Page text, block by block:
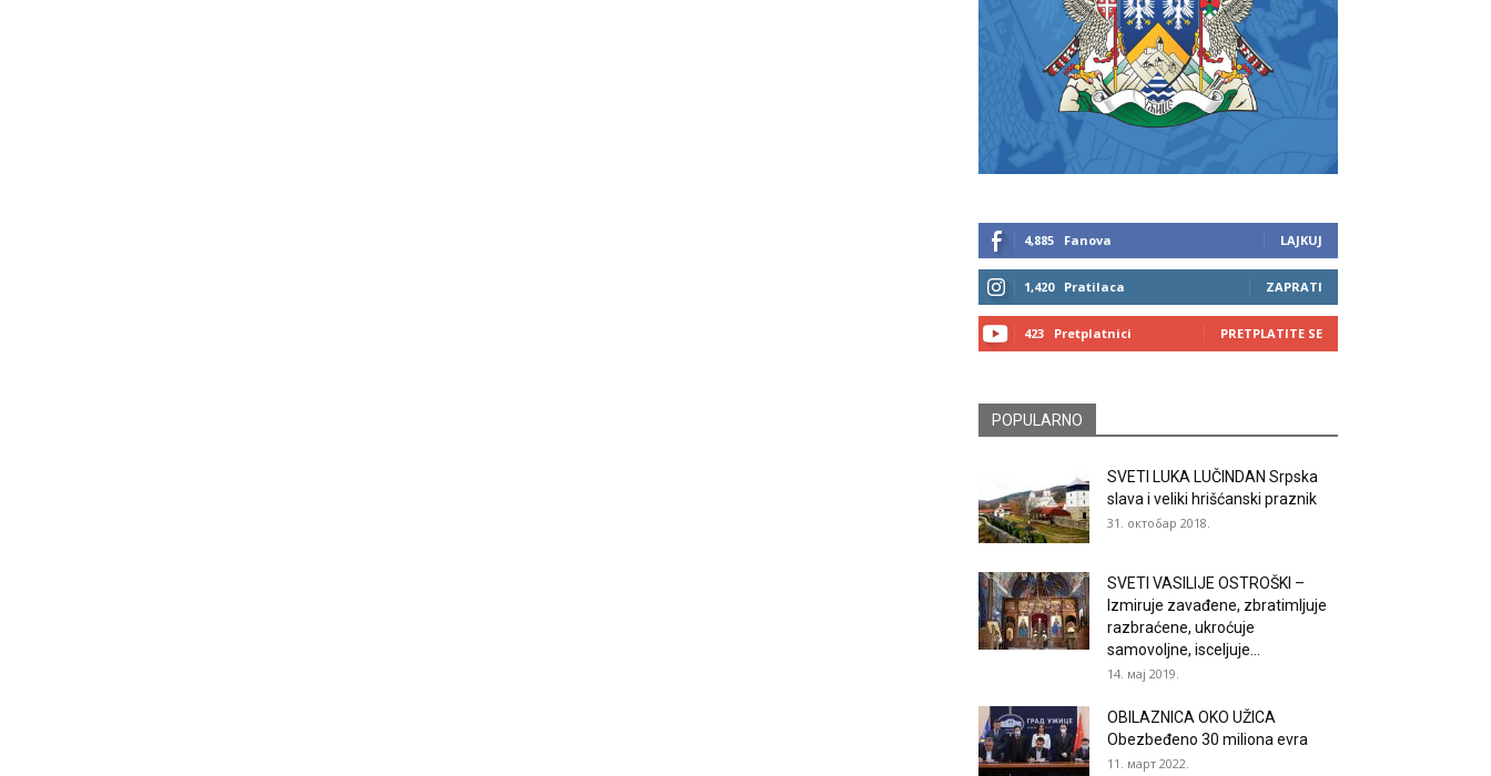
4,885 Fanova LAJKUJ
1,420 Pratilaca ZAPRATI
423 Pretplatnici PRETPLATITE SE
POPULARNO
SVETI LUKA LUČINDAN Srpska
slava i veliki hrišćanski praznik
31. октобар 2018.
SVETI VASILIJE OSTROŠKI –
Izmiruje zavađene, zbratimljuje
razbraćene, ukroćuje
samovoljne, isceljuje...
14. мај 2019.
OBILAZNICA OKO UŽICA
Obezbeđeno 30 miliona evra
11. март 2022.